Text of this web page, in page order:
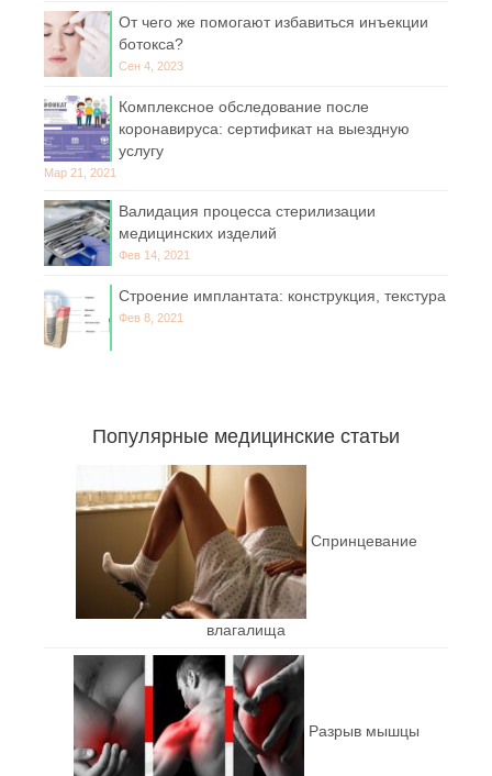
От чего же помогают избавиться инъекции
ботокса?
Сен 4, 2023
Комплексное обследование после
коронавируса: сертификат на выездную
услугу
Мар 21, 2021
Валидация процесса стерилизации
медицинских изделий
Фев 14, 2021
Строение имплантата: конструкция, текстура
Фев 8, 2021
Популярные медицинские статьи
Спринцевание
влагалища
Разрыв мышцы